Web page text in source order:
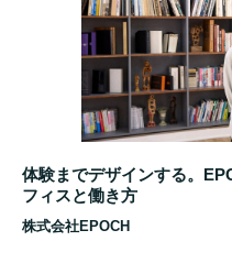
体験までデザインする。
フィスと働き方
株式会社EPOCH